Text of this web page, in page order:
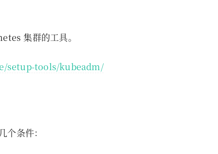
集群的工具。
setup-tools/kubeadm/
条件：